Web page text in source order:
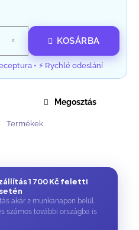
KOSÁRBA
Termékek
Megosztás
1 700 Kč feletti
akár 2 munkanapon belül.
számos további országba is